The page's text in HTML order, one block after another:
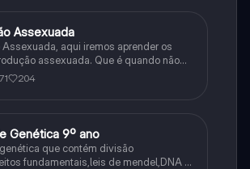
Assexuada
Assexuada, aqui iremos aprender os
assexuada. Que é quando não
de gametas.
204
Genética 9º ano
que contém divisão
fundamentais,leis de mendel,DNA e